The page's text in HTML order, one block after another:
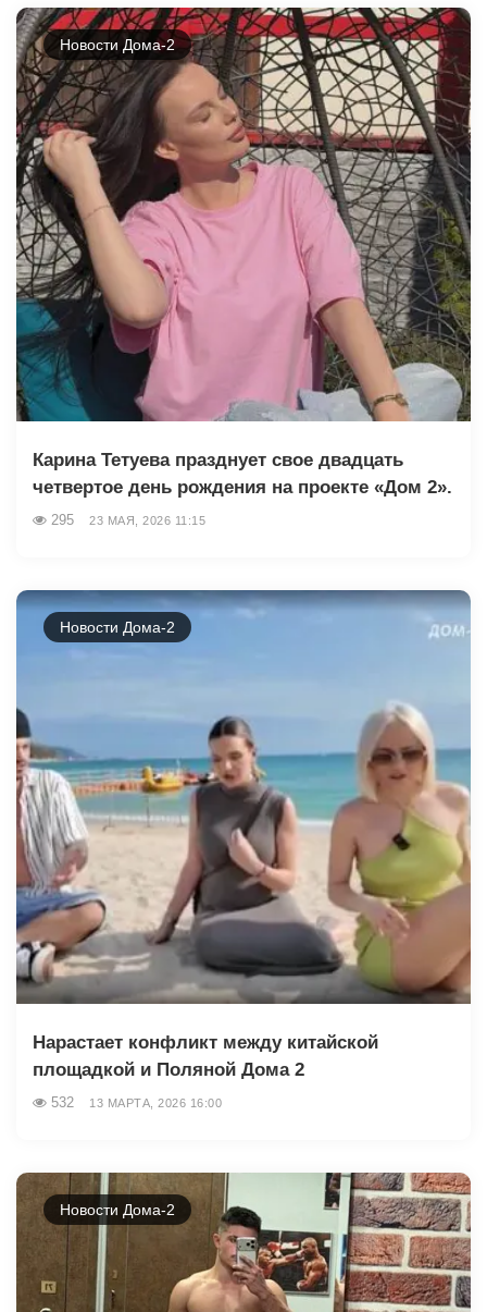
Новости Дома-2
Карина Тетуева празднует свое двадцать
четвертое день рождения на проекте «Дом 2».
295 23 МАЯ, 2026 11:15
Новости Дома-2
Нарастает конфликт между китайской
площадкой и Поляной Дома 2
532 13 МАРТА, 2026 16:00
Новости Дома-2